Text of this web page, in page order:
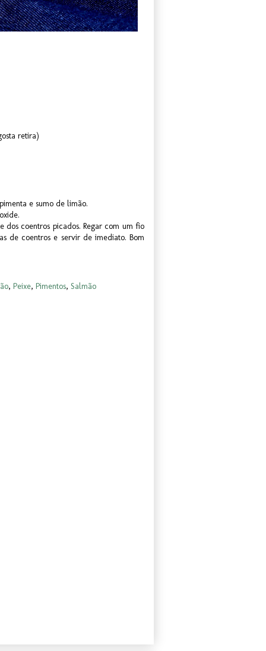
retira)
e sumo de limão.
coentros picados. Regar com um fio
de coentros e servir de imediato. Bom
, Peixe, Pimentos, Salmão